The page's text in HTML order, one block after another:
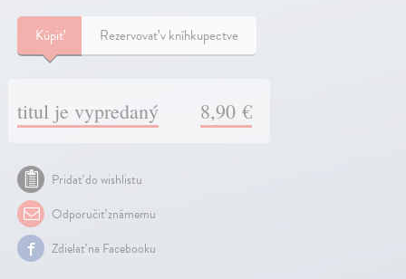
Kúpiť Rezervovať v kníhkupectve
titul je vypredaný 8,90 €
Pridať do wishlistu
Odporučiť známemu
Zdielať na Facebooku